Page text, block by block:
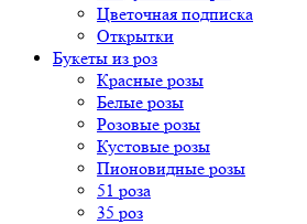
Цветочная подписка
Открытки
Букеты из роз
Красные розы
Белые розы
Розовые розы
Кустовые розы
Пионовидные розы
51 роза
35 роз